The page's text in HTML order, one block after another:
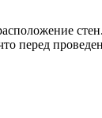
перед